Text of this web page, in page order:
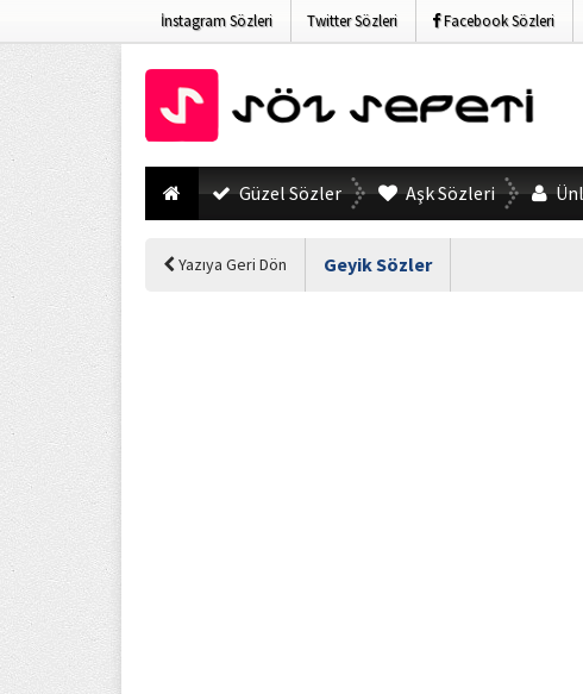
İnstagram Sözleri Twitter Sözleri Facebook Sözleri
Güzel Sözler Aşk Sözleri
Yazıya Geri Dön Geyik Sözler